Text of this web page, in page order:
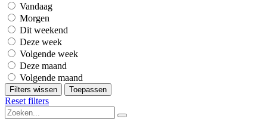
Vandaag
Morgen
Dit weekend
Deze week
Volgende week
Deze maand
Volgende maand
Filters wissen Toepassen
Reset filters